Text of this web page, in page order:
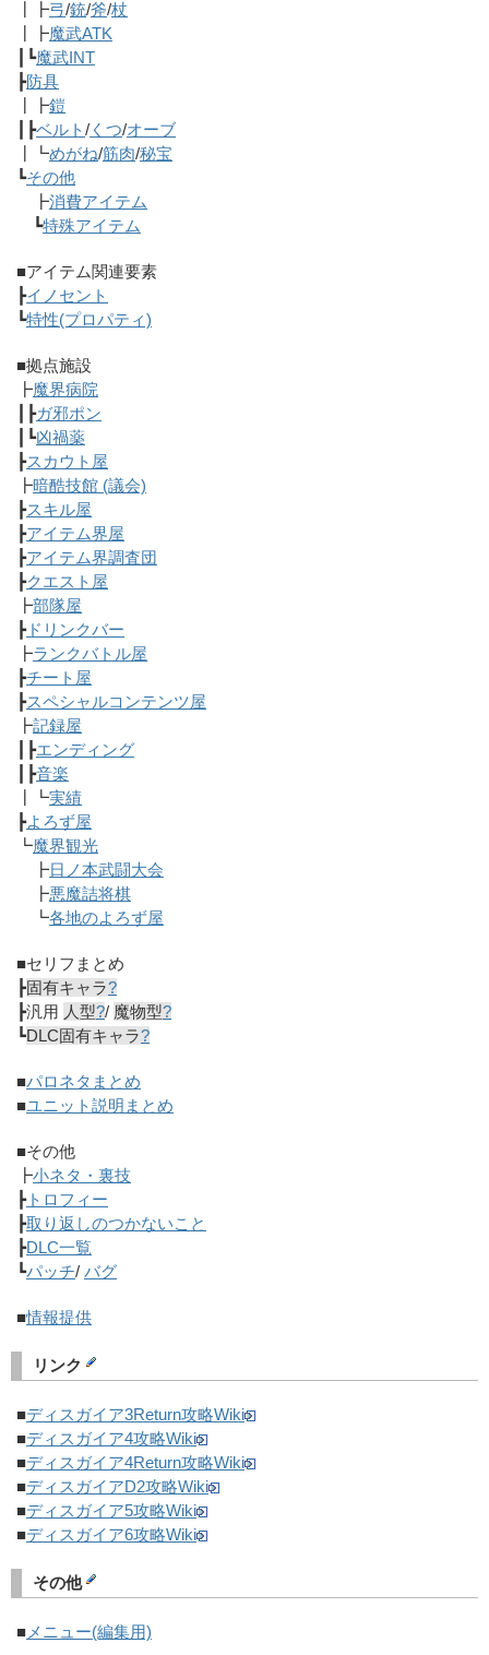
┃┣弓/銃/斧/杖
┃┣魔武ATK
┃┗魔武INT
┣防具
┃┣鎧
┃┣ベルト/ くつ/オーブ
┃┗めがね/筋肉/秘宝
┗その他
┣消費アイテム
┗特殊アイテム
■アイテム関連要素
┣イノセント
┗特性(プロパティ)
■拠点施設
┣魔界病院
┃┣ガ邪ポン
┃┗凶禍薬
┣スカウト屋
┣暗酷技館 (議会)
┣スキル屋
┣アイテム界屋
┣アイテム界調査団
┣クエスト屋
┣部隊屋
┣ドリンクバー
┣ランクバトル屋
┣チート屋
┣スペシャルコンテンツ屋
┣記録屋
┃┣エンディング
┃┣音楽
┃┗実績
┣よろず屋
┗魔界観光
┣日ノ本武闘大会
┣悪魔詰将棋
┗各地のよろず屋
■セリフまとめ
┣固有キャラ?
┣汎用 人型?/ 魔物型?
┗DLC固有キャラ?
■パロネタまとめ
■ユニット説明まとめ
■その他
┣小ネタ・裏技
┣トロフィー
┣取り返しのつかないこと
┣DLC一覧
┗パッチ/ バグ
■情報提供
リンク
■ディスガイア3Return攻略Wiki
■ディスガイア4攻略Wiki
■ディスガイア4Return攻略Wiki
■ディスガイアD2攻略Wiki
■ディスガイア5攻略Wiki
■ディスガイア6攻略Wiki
その他
■ メニュー(編集用)